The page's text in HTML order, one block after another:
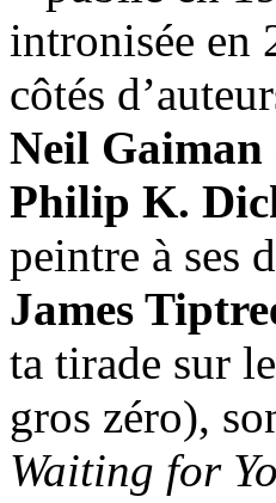
intronisée en
côtés
Neil Gaiman
Philip K.
peintre à ses
James
ta tirade sur
gros zéro),
Waiting for